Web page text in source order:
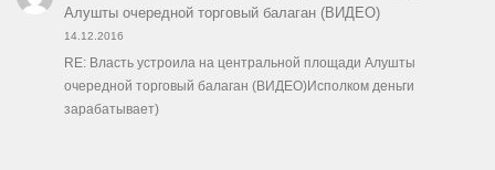
Алушты очередной торговый балаган (ВИДЕО)
14.12.2016
RE: Власть устроила на центральной площади Алушты
очередной торговый балаган (ВИДЕО)Исполком деньги
зарабатывает)